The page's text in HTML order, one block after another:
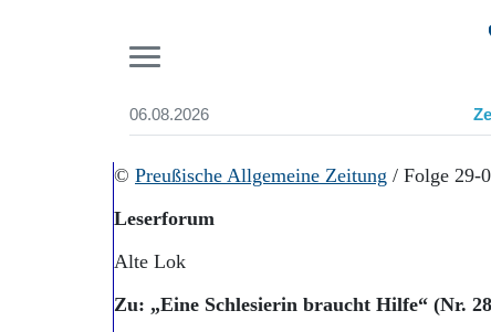
06.08.2026
Start
Aktuelle Ausgabe
Abonnent werden
Abo Prämien
Suchen und finden
© Preußische Allgemeine Zeitung / Folge 29-
Leserforum
Alte Lok
Zu: „Eine Schlesierin braucht Hilfe“ (Nr.